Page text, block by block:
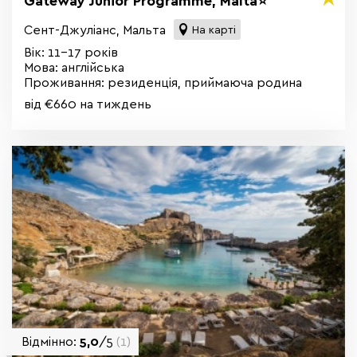
Сент-Джуліанс, Мальта На карті
Вік: 11-17 років
Мова: англійська
Проживання: резиденція, приймаюча родина
від €660 на тиждень
Відмінно: 5,0/5 (1)